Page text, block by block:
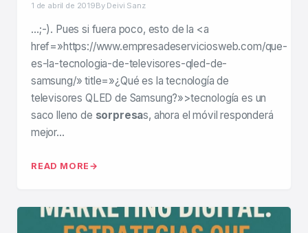
1 de abril de 2019By Deivi Sanz
…;-). Pues si fuera poco, esto de la <a
href=»https://www.empresadeserviciosweb.com/que-
es-la-tecnologia-de-televisores-qled-de-
samsung/» title=»¿Qué es la tecnología de
televisores QLED de Samsung?»>tecnología es un
saco lleno de sorpresas, ahora el móvil responderá
mejor…
READ MORE